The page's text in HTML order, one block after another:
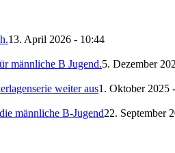
13. April 2026 - 10:44
männliche B Jugend.5. Dezember
weiter aus1. Oktober 2025
männliche B-Jugend22. September